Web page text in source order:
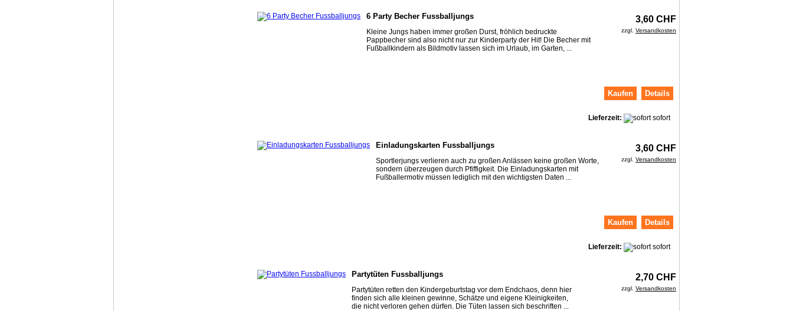
6 Party Becher Fussballjungs
Kleine Jungs haben immer großen Durst, fröhlich bedruckte
Pappbecher sind also nicht nur zur Kinderparty der Hit! Die Becher mit
Fußballkindern als Bildmotiv lassen sich im Urlaub, im Garten, ...
3,60 CHF
zzgl. Versandkosten
Kaufen Details
Lieferzeit: sofort
Einladungskarten Fussballjungs
Sportlerjungs verlieren auch zu großen Anlässen keine großen Worte,
sondern überzeugen durch Pfiffigkeit. Die Einladungskarten mit
Fußballermotiv müssen lediglich mit den wichtigsten Daten ...
3,60 CHF
zzgl. Versandkosten
Kaufen Details
Lieferzeit: sofort
Partytüten Fussballjungs
Partytüten retten den Kindergeburtstag vor dem Endchaos, denn hier
finden sich alle kleinen gewinne, Schätze und eigene Kleinigkeiten,
die nicht verloren gehen dürfen. Die Tüten lassen sich beschriften ...
2,70 CHF
zzgl. Versandkosten